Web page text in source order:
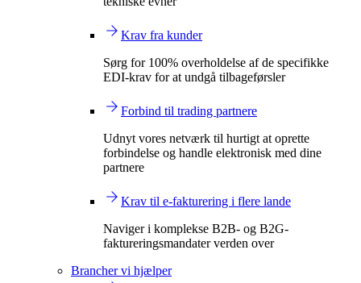
Krav fra kunder
Sørg for 100% overholdelse af de specifikke
EDI-krav for at undgå tilbageførsler
Forbind til trading partnere
Udnyt vores netværk til hurtigt at oprette
forbindelse og handle elektronisk med dine
partnere
Krav til e-fakturering i flere lande
Naviger i komplekse B2B- og B2G-
faktureringsmandater verden over
Brancher vi hjælper